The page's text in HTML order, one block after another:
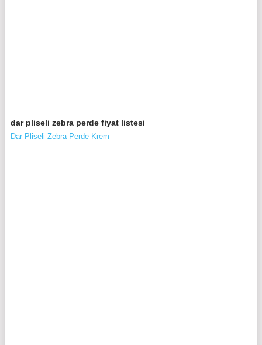
dar pliseli zebra perde fiyat listesi
Dar Pliseli Zebra Perde Krem